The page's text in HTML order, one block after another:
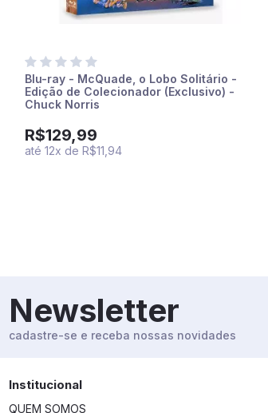
Blu-ray - McQuade, o Lobo Solitário -
Edição de Colecionador (Exclusivo) -
Chuck Norris
R$129,99
até 12x de R$11,94
Newsletter
cadastre-se e receba nossas novidades
Institucional
QUEM SOMOS